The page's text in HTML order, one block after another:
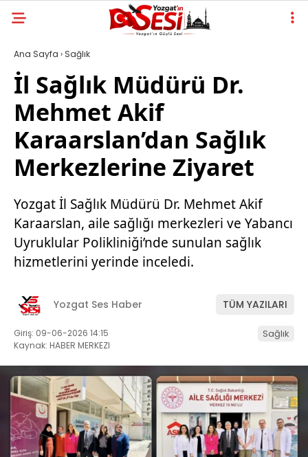
Ana Sayfa › Sağlık
İl Sağlık Müdürü Dr.
Mehmet Akif
Karaarslan’dan Sağlık
Merkezlerine Ziyaret
Yozgat İl Sağlık Müdürü Dr. Mehmet Akif
Karaarslan, aile sağlığı merkezleri ve Yabancı
Uyruklular Polikliniği’nde sunulan sağlık
hizmetlerini yerinde inceledi.
Yozgat Ses Haber TÜM YAZILARI
Giriş: 09-06-2026 14:15
Kaynak: HABER MERKEZI
Sağlık